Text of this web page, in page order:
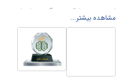
این سایت با ارائه تنوع گسترده‌ای از
خود را کاهش داده و به سرعت پروژه‌های
محصولات گرافیکی
محصولات گرافیکی یکی از
، پوسترهای تبلیغاتی، بنرهای
مشاهده بیشتر...